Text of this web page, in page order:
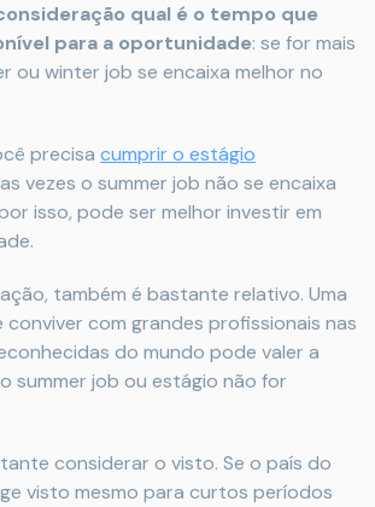
qual é o tempo que
para a oportunidade: se for mais
ou winter job se encaixa melhor no
precisa cumprir o estágio
vezes o summer job não se encaixa
isso, pode ser melhor investir em
também é bastante relativo. Uma
com grandes profissionais nas
do mundo pode valer a
summer job ou estágio não for
considerar o visto. Se o país do
visto mesmo para curtos períodos